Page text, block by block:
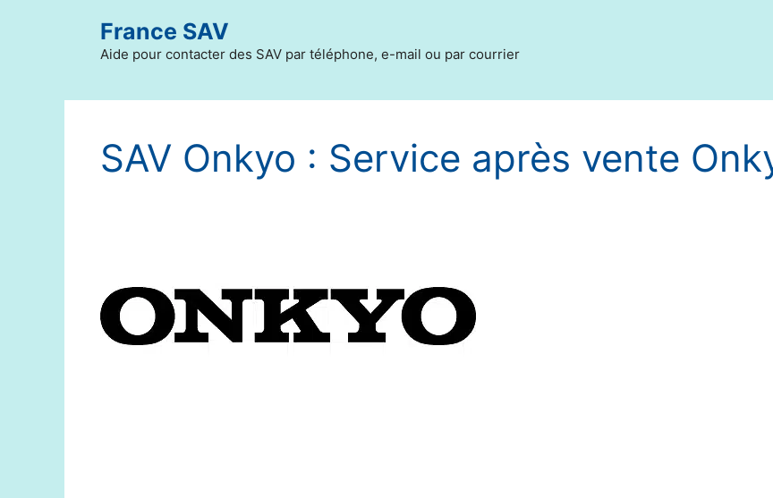
France SAV
Aide pour contacter des SAV par téléphone, e-mail ou par courrier
SAV Onkyo : Service après vente